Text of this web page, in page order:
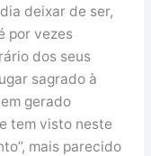
deixar de ser,
por vezes
dos seus
sagrado à
gerado
tem visto neste
mais parecido